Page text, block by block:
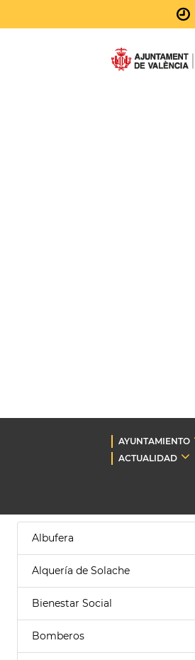
AYUNTAMIENTO
ACTUALIDAD
Albufera
Alquería de Solache
Bienestar Social
Bomberos